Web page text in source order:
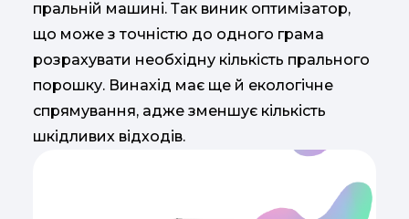
пральній машині. Так виник оптимізатор,
що може з точністю до одного грама
розрахувати необхідну кількість прального
порошку. Винахід має ще й екологічне
спрямування, адже зменшує кількість
шкідливих відходів.